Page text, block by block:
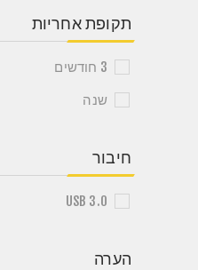
תקופת אחריות
3 חודשים
שנה
חיבור
USB 3.0
הערה